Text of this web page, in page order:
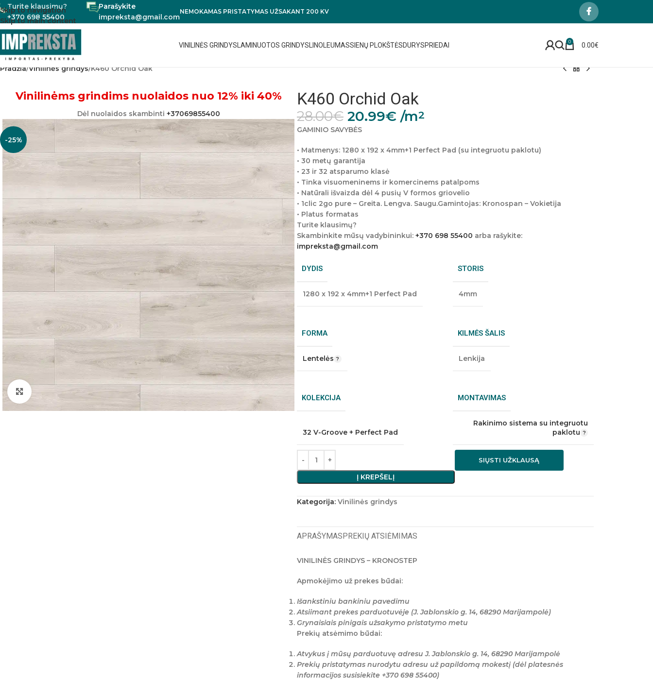
Skip to navigation
Skip to main content
Turite klausimų?
+370 698 55400
Parašykite
impreksta@gmail.com
NEMOKAMAS PRISTATYMAS UŽSAKANT 200 KV
VINILINĖS GRINDYS LAMINUOTOS GRINDYS LINOLEUMASSIENŲ PLOKŠTĖSDURYSPRIEDAI 0 0.00€
Pradžia Vinilinės grindys K460 Orchid Oak
Vinilinėms grindims nuolaidos nuo 12% iki 40%
Dėl nuolaidos skambinti +37069855400
-25%
Padidinti nuotrauką
K460 Orchid Oak
28.00€ 20.99€ /m2
GAMINIO SAVYBĖS
• Matmenys: 1280 x 192 x 4mm+1 Perfect Pad (su integruotu paklotu)
• 30 metų garantija
• 23 ir 32 atsparumo klasė
• Tinka visuomeninems ir komercinems patalpoms
• Natūrali išvaizda dėl 4 pusių V formos griovelio
• 1clic 2go pure – Greita. Lengva. Saugu.Gamintojas: Kronospan – Vokietija
• Platus formatas
Turite klausimų?
Skambinkite mūsų vadybininkui: +370 698 55400 arba rašykite:
impreksta@gmail.com
DYDIS
1280 x 192 x 4mm+1 Perfect Pad
STORIS
4mm
FORMA
Lentelės
KILMĖS ŠALIS
Lenkija
KOLEKCIJA
32 V-Groove + Perfect Pad
MONTAVIMAS
Rakinimo sistema su integruotu
paklotu
Į KREPŠELĮ
SIŲSTI UŽKLAUSĄ
Kategorija: Vinilinės grindys
APRAŠYMASPREKIŲ ATSIĖMIMAS
VINILINĖS GRINDYS – KRONOSTEP
Apmokėjimo už prekes būdai:
Išankstiniu bankiniu pavedimu
Atsiimant prekes parduotuvėje (J. Jablonskio g. 14, 68290 Marijampolė)
Grynaisiais pinigais užsakymo pristatymo metu
Prekių atsėmimo būdai:
Atvykus į mūsų parduotuvę adresu J. Jablonskio g. 14, 68290 Marijampolė
Prekių pristatymas nurodytu adresu už papildomą mokestį (dėl platesnės
informacijos susisiekite +370 698 55400)